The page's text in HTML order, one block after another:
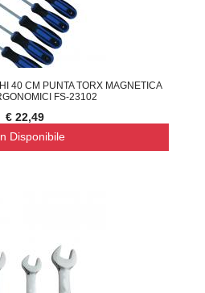
40 CM PUNTA TORX MAGNETICA
FS-23102
€ 22,49
Disponibile